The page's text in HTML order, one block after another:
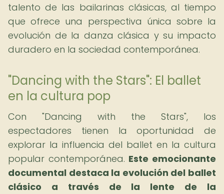
talento de las bailarinas clásicas, al tiempo
que ofrece una perspectiva única sobre la
evolución de la danza clásica y su impacto
duradero en la sociedad contemporánea.
"Dancing with the Stars": El ballet
en la cultura pop
Con "Dancing with the Stars", los
espectadores tienen la oportunidad de
explorar la influencia del ballet en la cultura
popular contemporánea. Este emocionante
documental destaca la evolución del ballet
clásico a través de la lente de la